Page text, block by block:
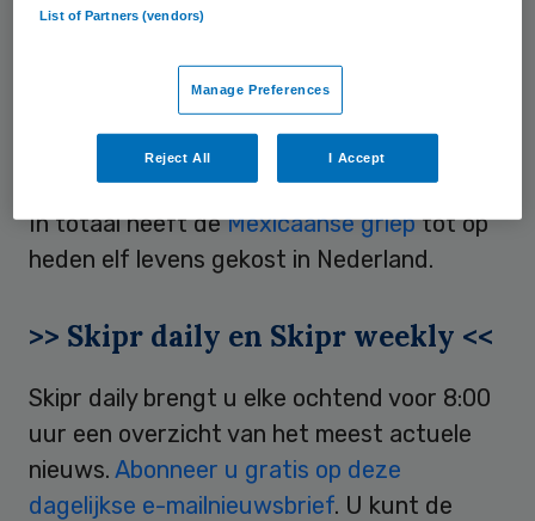
Mexicaanse griep en haar drie broertjes
telefoongesprekken tussen de ouders en
de huisartsenpost om vast te stellen wat er
mis is gegaan.
In totaal heeft deMexicaanse grieptot op
heden elf levens gekost in Nederland.
>> Skipr daily en Skipr weekly <<
Skipr daily brengt u elke ochtend voor 8:00
uur een overzicht van het meest actuele
nieuws. Abonneer u gratis op deze
dagelijkse e-mailnieuwsbrief. U kunt de
List of Partners (vendors)
Manage Preferences
Reject All I Accept